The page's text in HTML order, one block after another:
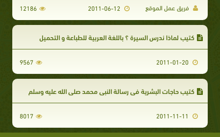
فريق عمل الموقع 12186
كتيب لماذا ندرس السيرة ؟ باللغة العربية للطباعة و التحميل
9567
كتيب حاجات البشرية في رسالة النبي محمد صلى الله عليه وسلم
8017